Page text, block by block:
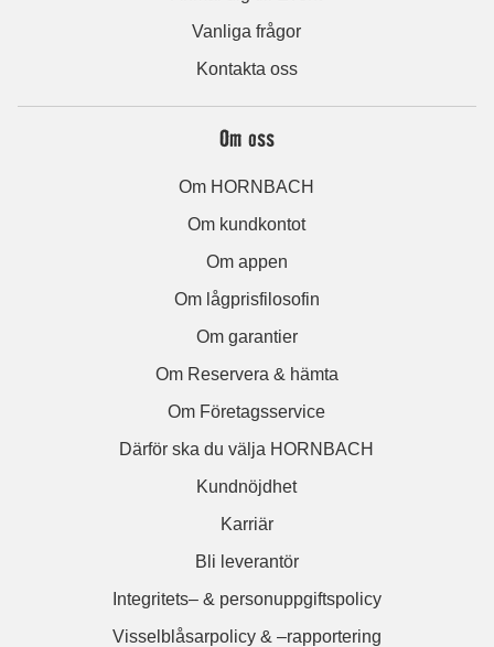
Vanliga frågor
Kontakta oss
Om oss
Om HORNBACH
Om kundkontot
Om appen
Om lågprisfilosofin
Om garantier
Om Reservera & hämta
Om Företagsservice
Därför ska du välja HORNBACH
Kundnöjdhet
Karriär
Bli leverantör
Integritets– & personuppgiftspolicy
Visselblåsarpolicy & –rapportering